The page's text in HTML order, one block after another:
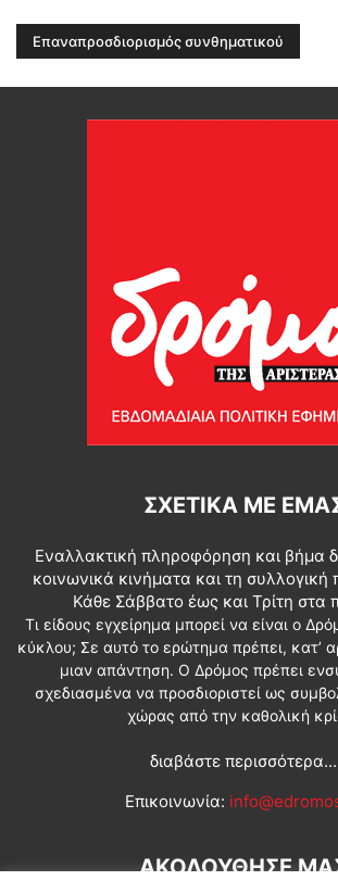
ΣΧΕΤΙΚΆ ΜΕ
Εναλλακτική πληροφόρηση και βήμα
κοινωνικά κινήματα και τη συλλογική
Κάθε Σάββατο έως και Τρίτη στα
Τι είδους εγχείρημα μπορεί να είναι ο
κύκλου; Σε αυτό το ερώτημα πρέπει, κατ’
μιαν απάντηση. Ο Δρόμος πρέπει
σχεδιασμένα να προσδιοριστεί ως
χώρας από την καθολική
διαβάστε περισσότερα...
Επικοινωνία:
ΑΚΟΛΟΥΘΗΣΕ